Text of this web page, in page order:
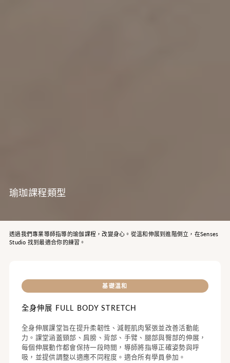
瑜珈課程類型
透過我們專業導師指導的瑜伽課程，改變身心。從溫和伸展到進階倒立，在Senses
Studio 找到最適合你的練習。
基礎溫和
全身伸展 FULL BODY STRETCH
全身伸展課堂旨在提升柔韌性、減輕肌肉緊張並改善活動能
力。課堂涵蓋頸部、肩膀、背部、手臂、腿部與臀部的伸展，
每個伸展動作都會保持一段時間，導師將指導正確姿勢與呼
吸，並提供調整以適應不同程度。適合所有學員參加。